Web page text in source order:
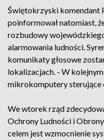
Świętokrzyski komendant
poinformował natomiast,
rozbudowy
alarmowania ludności.
komunikaty głosowe
lokalizacjach. - W
mikrokomputery sterujące
We wtorek rząd
Ochrony Ludności i
celem jest wzmocnienie